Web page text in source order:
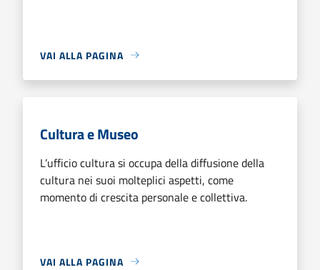
VAI ALLA PAGINA
Cultura e Museo
L’ufficio cultura si occupa della diffusione della
cultura nei suoi molteplici aspetti, come
momento di crescita personale e collettiva.
VAI ALLA PAGINA